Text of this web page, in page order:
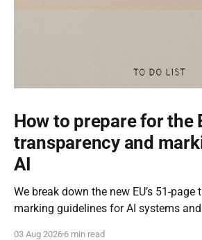
How to prepare for the
transparency and
AI
We break down the new EU’s 51-page
marking guidelines for AI systems
03 Aug 2026 6 min read